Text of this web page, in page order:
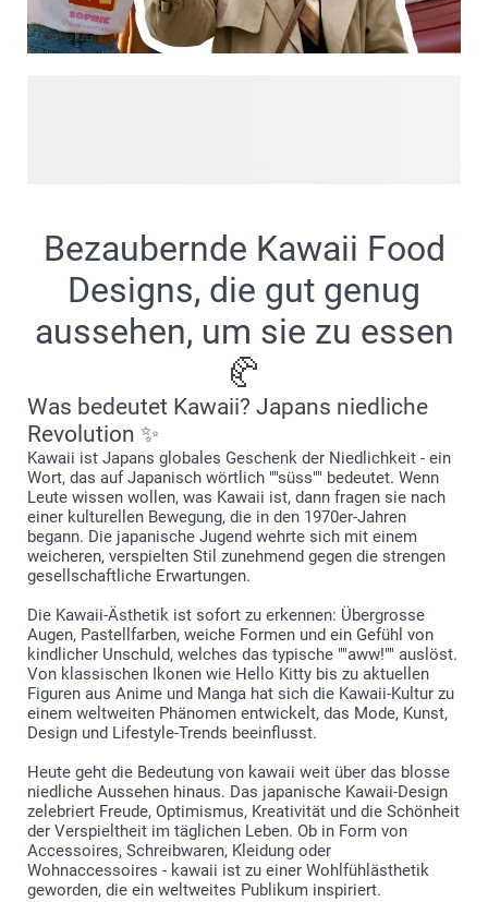
personalisieren Sie ihn so, dass er sich wie etwas ganz
Persönliches anpasst. Alltagsprodukte, die mit Designs, die
Sie lieben werden, veredelt sind.
Bezaubernde Kawaii Food
Designs, die gut genug
aussehen, um sie zu essen
🥐
Was bedeutet Kawaii? Japans niedliche
Revolution ✨
Kawaii ist Japans globales Geschenk der Niedlichkeit - ein
Wort, das auf Japanisch wörtlich ""süss"" bedeutet. Wenn
Leute wissen wollen, was Kawaii ist, dann fragen sie nach
einer kulturellen Bewegung, die in den 1970er-Jahren
begann. Die japanische Jugend wehrte sich mit einem
weicheren, verspielten Stil zunehmend gegen die strengen
gesellschaftliche Erwartungen.
Die Kawaii-Ästhetik ist sofort zu erkennen: Übergrosse
Augen, Pastellfarben, weiche Formen und ein Gefühl von
kindlicher Unschuld, welches das typische ""aww!"" auslöst.
Von klassischen Ikonen wie Hello Kitty bis zu aktuellen
Figuren aus Anime und Manga hat sich die Kawaii-Kultur zu
einem weltweiten Phänomen entwickelt, das Mode, Kunst,
Design und Lifestyle-Trends beeinflusst.
Heute geht die Bedeutung von kawaii weit über das blosse
niedliche Aussehen hinaus. Das japanische Kawaii-Design
zelebriert Freude, Optimismus, Kreativität und die Schönheit
der Verspieltheit im täglichen Leben. Ob in Form von
Accessoires, Schreibwaren, Kleidung oder
Wohnaccessoires - kawaii ist zu einer Wohlfühlästhetik
geworden, die ein weltweites Publikum inspiriert.